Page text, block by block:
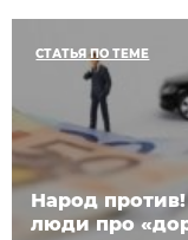
СТАТЬЯ ПО ТЕМЕ
Народ против!
люди про